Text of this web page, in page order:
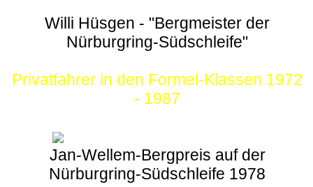
Willi Hüsgen - "Bergmeister der
Nürburgring-Südschleife"
Privatfahrer in den Formel-Klassen 1972
- 1987
Jan-Wellem-Bergpreis auf der
Nürburgring-Südschleife 1978